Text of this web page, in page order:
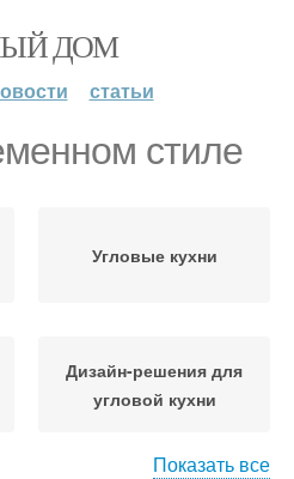
ДОМ
статьи
стиле
Угловые кухни
Дизайн-решения для
угловой кухни
Показать все